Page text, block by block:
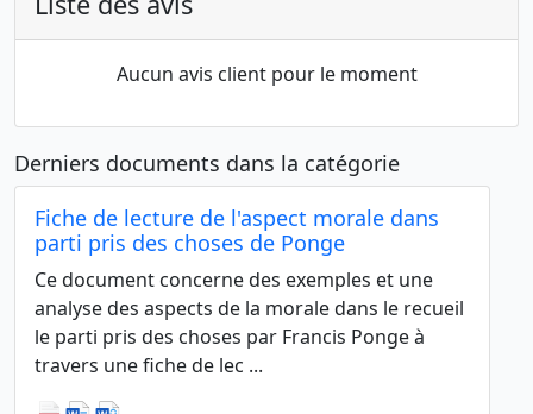
Aucun avis client pour le moment
Derniers documents dans la catégorie
Fiche de lecture de l'aspect morale dans
parti pris des choses de Ponge
Ce document concerne des exemples et une
analyse des aspects de la morale dans le recueil
le parti pris des choses par Francis Ponge à
travers une fiche de lec ...